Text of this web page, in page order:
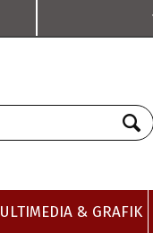
& GRAFIK